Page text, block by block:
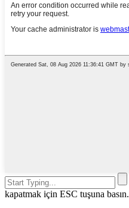
kapatmak için ESC tuşuna basın.